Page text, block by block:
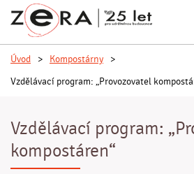
Úvod > Kompostárny
>
Vzdělávací program: „Provozovatel
Vzdělávací program:
kompostáren“